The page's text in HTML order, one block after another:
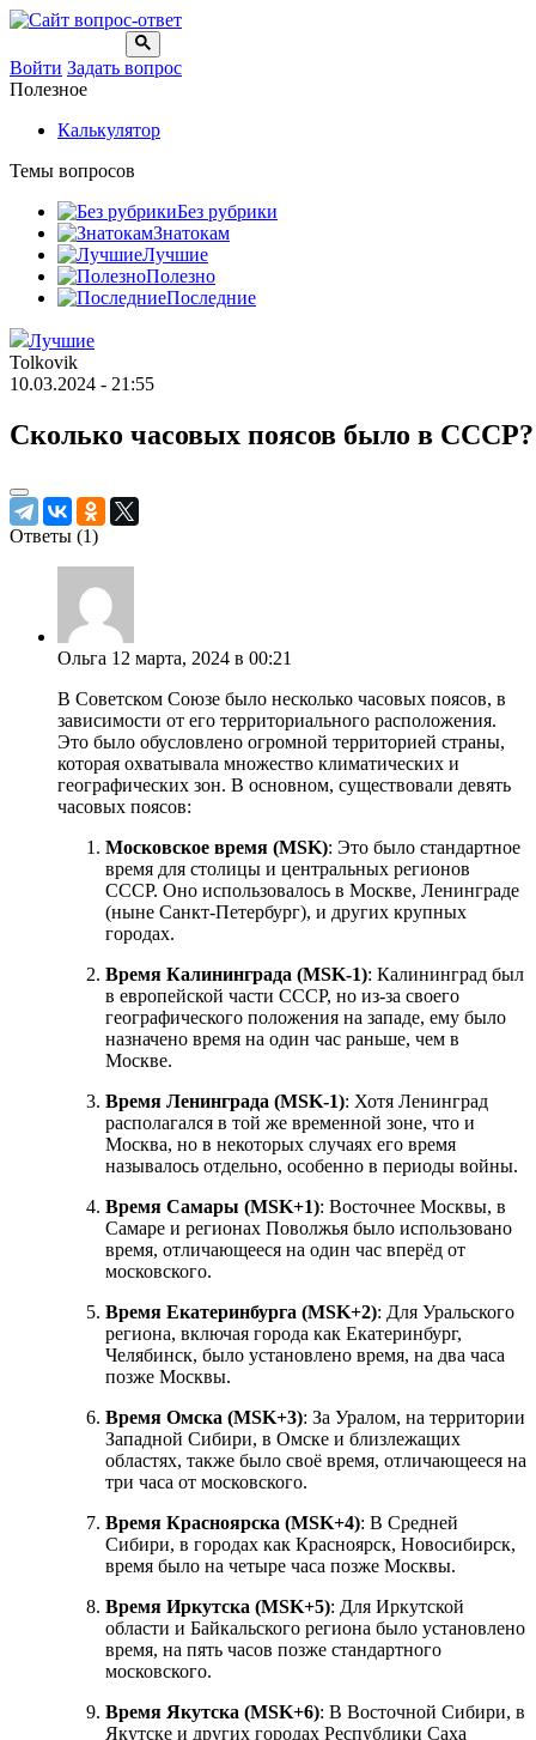
Войти Задать вопрос
Полезное
Калькулятор
Темы вопросов
Без рубрики
Знатокам
Лучшие
Полезно
Последние
Лучшие
Tolkovik
10.03.2024 - 21:55
Сколько часовых поясов было в
Ответы (1)
Ольга 12 марта, 2024 в 00:21
В Советском Союзе было несколько часовых поясов, в
зависимости от его территориального расположения.
Это было обусловлено огромной территорией страны,
которая охватывала множество климатических и
географических зон. В основном, существовали девять
часовых поясов:
Московское время (MSK): Это было стандартное
время для столицы и центральных регионов
СССР. Оно использовалось в Москве, Ленинграде
(ныне Санкт-Петербург), и других крупных
городах.
Время Калининграда (MSK-1): Калининград был
в европейской части СССР, но из-за своего
географического положения на западе, ему было
назначено время на один час раньше, чем в
Москве.
Время Ленинграда (MSK-1): Хотя Ленинград
располагался в той же временной зоне, что и
Москва, но в некоторых случаях его время
называлось отдельно, особенно в периоды войны.
Время Самары (MSK+1): Восточнее Москвы, в
Самаре и регионах Поволжья было использовано
время, отличающееся на один час вперёд от
московского.
Время Екатеринбурга (MSK+2): Для Уральского
региона, включая города как Екатеринбург,
Челябинск, было установлено время, на два часа
позже Москвы.
Время Омска (MSK+3): За Уралом, на территории
Западной Сибири, в Омске и близлежащих
областях, также было своё время, отличающееся на
три часа от московского.
Время Красноярска (MSK+4): В Средней
Сибири, в городах как Красноярск, Новосибирск,
время было на четыре часа позже Москвы.
Время Иркутска (MSK+5): Для Иркутской
области и Байкальского региона было установлено
время, на пять часов позже стандартного
московского.
Время Якутска (MSK+6): В Восточной Сибири, в
Якутске и других городах Республики Саха